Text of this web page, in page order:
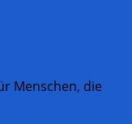
Menschen, die